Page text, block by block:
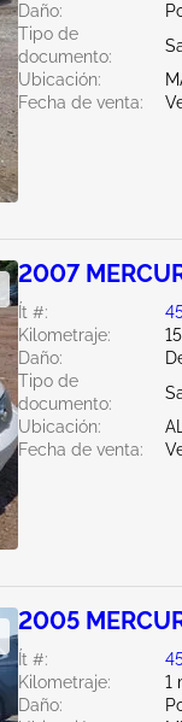
Daño:
Tipo de
documento:
Ubicación:
Fecha de venta:
2007
Ít #:
Kilometraje:
Daño:
Tipo de
documento:
Ubicación:
Fecha de venta:
2005
Ít #:
Kilometraje:
1
Daño: